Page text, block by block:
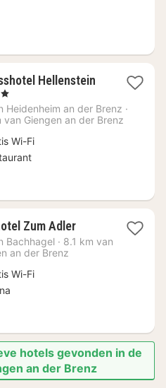
Hellenstein1
vanaf
€
Heidenheim an der Brenz ·
van Giengen an der Brenz
Wi-Fi
Zum Adler1
nacht
Bachhagel · 8.1 km van
an der Brenz
Wi-Fi
hotels gevonden in de
an der Brenz